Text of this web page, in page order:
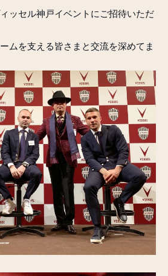
ッセル神戸イベントにご招待いただ
ムを支える皆さまと交流を深めてま